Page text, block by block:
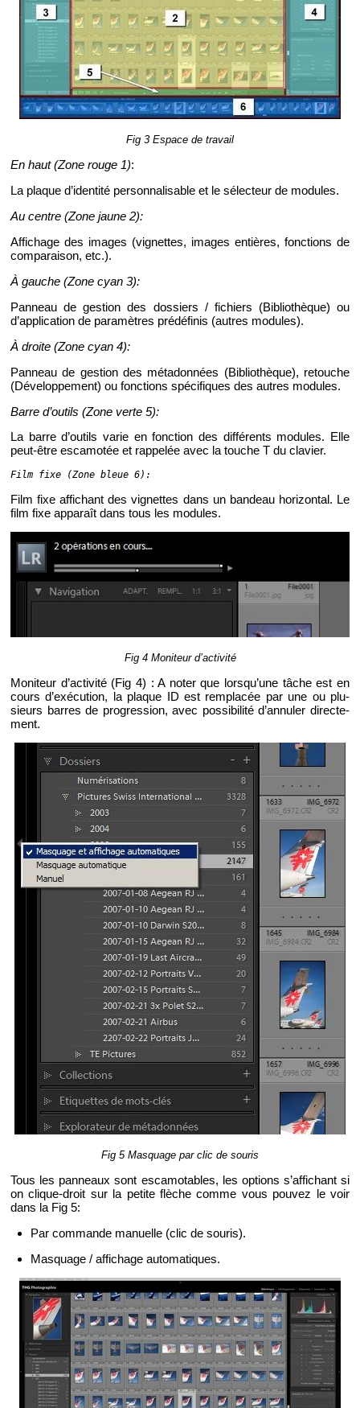
Fig 3 Es­pace de tra­vail
En haut (Zone rouge 1):
La plaque d’iden­tité per­son­na­li­sable et le sé­lec­teur de mo­dules.
Au centre (Zone jaune 2):
Af­fi­chage des images (vi­gnettes, images en­tières, fonc­tions de
com­pa­rai­son, etc.).
À gauche (Zone cyan 3):
Pan­neau de ges­tion des dos­siers / fi­chiers (Bi­blio­thèque) ou
d’ap­pli­ca­tion de pa­ra­mètres pré­dé­fi­nis (autres mo­dules).
À droite (Zone cyan 4):
Pan­neau de ges­tion des mé­ta­don­nées (Bi­blio­thèque), re­touche
(Dé­ve­lop­pe­ment) ou fonc­tions spé­ci­fiques des autres mo­dules.
Barre d’ou­tils (Zone verte 5):
La barre d’ou­tils varie en fonc­tion des dif­fé­rents mo­dules. Elle
peut-être es­ca­mo­tée et rap­pe­lée avec la touche T du cla­vier.
Film fixe (Zone bleue 6):
Film fixe af­fi­chant des vi­gnettes dans un ban­deau ho­ri­zon­tal. Le
film fixe ap­pa­raît dans tous les mo­dules.
Fig 4 Mo­ni­teur d’ac­ti­vité
Mo­ni­teur d’ac­ti­vité (Fig 4) : A noter que lors­qu’une tâche est en
cours d’exé­cu­tion, la plaque ID est rem­pla­cée par une ou plu­
sieurs barres de pro­gres­sion, avec pos­si­bi­lité d’an­nu­ler di­rec­te­
ment.
Fig 5 Mas­quage par clic de sou­ris
Tous les pan­neaux sont es­ca­mo­tables, les op­tions s’af­fi­chant si
on clique-droit sur la pe­tite flèche comme vous pou­vez le voir
dans la Fig 5:
Par com­mande ma­nuelle (clic de sou­ris).
Mas­quage / af­fi­chage au­to­ma­tiques.